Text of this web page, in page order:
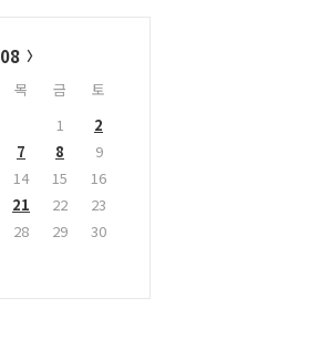
목 금
토
1
2
7 8
9
14 15
16
21 22
23
28 29
30